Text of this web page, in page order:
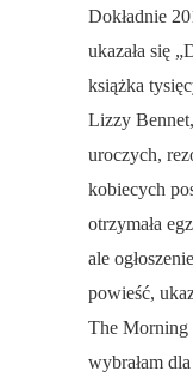
Dokładnie
ukazała się
książka
Lizzy
uroczych,
kobiecych
otrzymała
ale
powieść,
The Morning
wybrałam